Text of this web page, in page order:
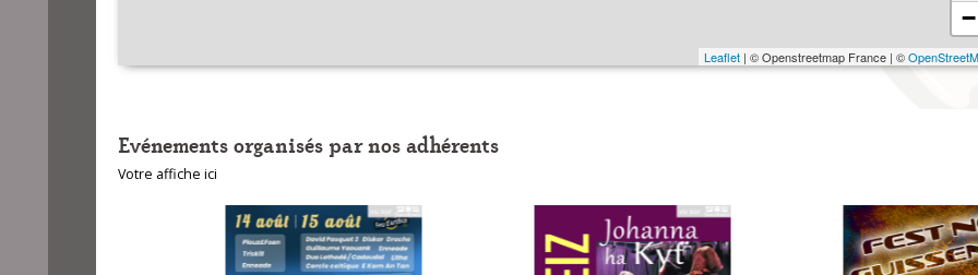
−
Leaflet| © Openstreetmap France | ©
Evénements organisés par nos adhérents
Votre affiche ici